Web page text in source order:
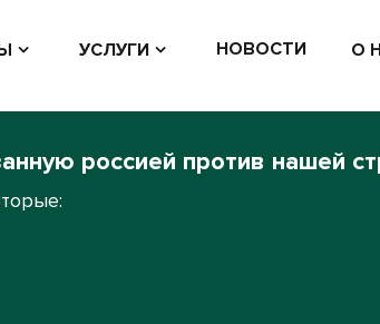
УСЛУГИ НОВОСТИ О
россией против нашей